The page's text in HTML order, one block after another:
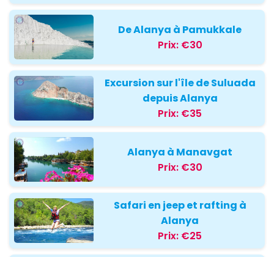
De Alanya à Pamukkale
Prix: €30
Excursion sur l'île de Suluada
depuis Alanya
Prix: €35
Alanya à Manavgat
Prix: €30
Safari en jeep et rafting à
Alanya
Prix: €25